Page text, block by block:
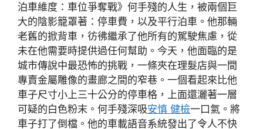
泊車維度：車位爭奪戰》何手殘的人生，被兩個巨
大的陰影籠罩著：停車費，以及平行泊車。他那輛
老舊的掀背車，彷彿繼承了他所有的駕駛焦慮，從
未在他需要時提供過任何幫助。今天，他面臨的是
城市傳說中最恐怖的挑戰，一條夾在理髮店與一間
專賣金屬雕像的畫廊之間的窄巷。一個看起來比他
車子尺寸小上三十公分的停車格，上面還灑著一層
可疑的白色粉末。何手殘深吸安慎 健檢一口氣。將
車子打了倒檔。他的車載語音系統發出了令人不快